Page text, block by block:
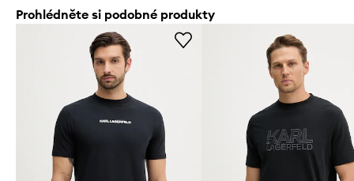
Prohlédněte si podobné produkty